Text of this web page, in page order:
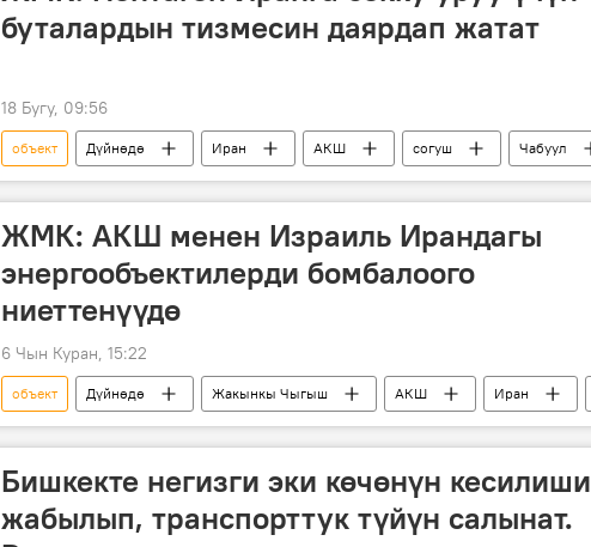
буталардын тизмесин даярдап жатат
18 Бугу, 09:56
объект Дүйнөдө Иран АКШ согуш Чабуул
бутак
Дональд Трамп
ЖМК: АКШ менен Израиль Ирандагы
энергообъектилерди бомбалоого
ниеттенүүдө
6 Чын Куран, 15:22
объект Дүйнөдө Жакынкы Чыгыш АКШ Иран
бомбалоо
энергетика диалог
Бишкекте негизги эки көчөнүн кесилиши
жабылып, транспорттук түйүн салынат.